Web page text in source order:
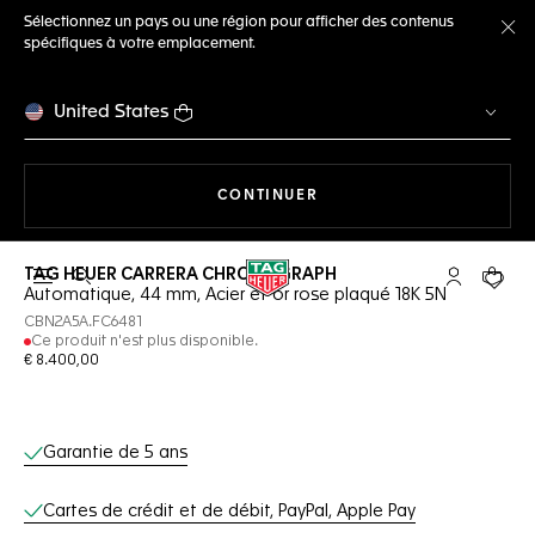
Sélectionnez un pays ou une région pour afficher des contenus
spécifiques à votre emplacement.
United States
CONTINUER
Ouvrir la barre de recherche Compte My
Votre
TAG HEUER CARRERA CHRONOGRAPH
Automatique, 44 mm, Acier et or rose plaqué 18K 5N
CBN2A5A.FC6481
Ce produit n'est plus disponible.
€ 8.400,00
Services en ligne
Garantie de 5 ans
Cartes de crédit et de débit, PayPal, Apple Pay